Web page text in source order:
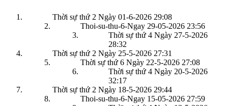
Thời sự thứ 2 Ngày 01-6-2026 29:08
Thoi-su-thu-6-Ngay 29-05-2026 23:56
Thời sự thứ 4 Ngày 27-5-2026
28:32
Thời sự thứ 2 Ngày 25-5-2026 27:31
Thời sự thứ 6 Ngày 22-5-2026 27:08
Thời sự thứ 4 Ngày 20-5-2026
32:17
Thời sự thứ 2 Ngày 18-5-2026 29:44
Thoi-su-thu-6-Ngay 15-05-2026 27:59